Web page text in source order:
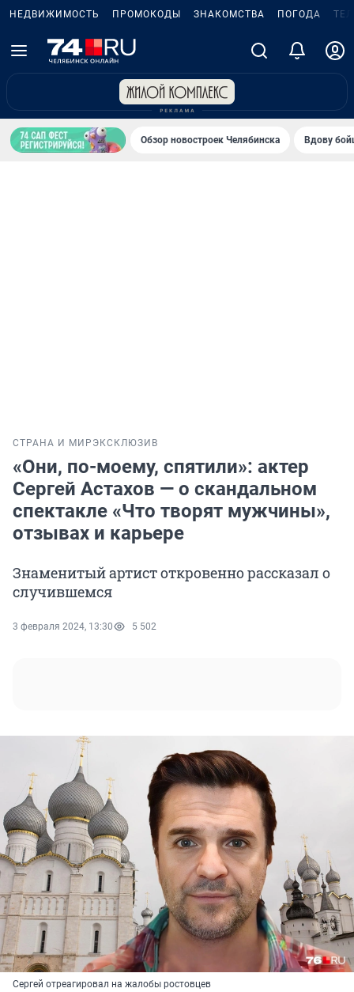
НЕДВИЖИМОСТЬ ПРОМОКОДЫ ЗНАКОМСТВА ПОГОДА
Обзор новостроек Челябинска Вдову
СТРАНА И МИР ЭКСКЛЮЗИВ
«Они, по-моему, спятили»: актер
Сергей Астахов — о скандальном
спектакле «Что творят мужчины»,
отзывах и карьере
Знаменитый артист откровенно рассказал о
случившемся
3 февраля 2024, 13:30 5 502
Сергей отреагировал на жалобы ростовцев